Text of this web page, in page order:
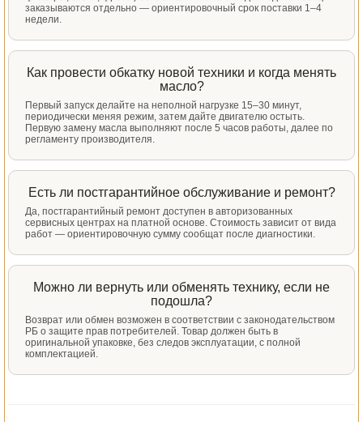
заказываются отдельно — ориентировочный срок поставки 1–4
недели.
Как провести обкатку новой техники и когда менять
масло?
Первый запуск делайте на неполной нагрузке 15–30 минут,
периодически меняя режим, затем дайте двигателю остыть.
Первую замену масла выполняют после 5 часов работы, далее по
регламенту производителя.
Есть ли постгарантийное обслуживание и ремонт?
Да, постгарантийный ремонт доступен в авторизованных
сервисных центрах на платной основе. Стоимость зависит от вида
работ — ориентировочную сумму сообщат после диагностики.
Можно ли вернуть или обменять технику, если не
подошла?
Возврат или обмен возможен в соответствии с законодательством
РБ о защите прав потребителей. Товар должен быть в
оригинальной упаковке, без следов эксплуатации, с полной
комплектацией.